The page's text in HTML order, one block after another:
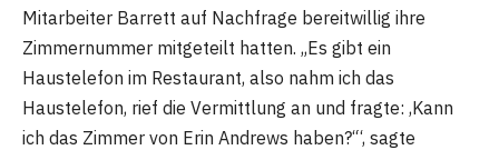
Mitarbeiter Barrett auf Nachfrage bereitwillig ihre
Zimmernummer mitgeteilt hatten. „Es gibt ein
Haustelefon im Restaurant, also nahm ich das
Haustelefon, rief die Vermittlung an und fragte: ‚Kann
ich das Zimmer von Erin Andrews haben?‘“, sagte